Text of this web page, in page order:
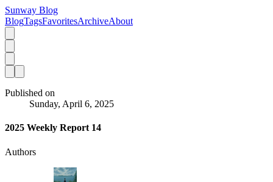
Sunway Blog
BlogTagsFavoritesArchiveAbout
Published on
Sunday, April 6, 2025
2025 Weekly Report 14
Authors